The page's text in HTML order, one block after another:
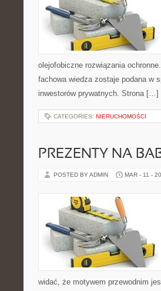
olejofobiczne rozwiązania
fachowa wiedza zostaje podana w
inwestorów prywatnych. Strona […]
CATEGORIES: NIERUCHOMOŚCI
PREZENTY NA
POSTED BY ADMIN MAR - 11 -
widać, że motywem przewodnim